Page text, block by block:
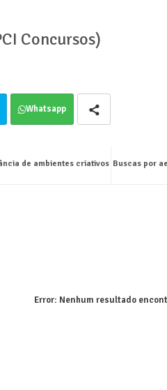
Concursos)
Whatsapp
Buscas por
de ambientes criativos
Error: Nenhum resultado